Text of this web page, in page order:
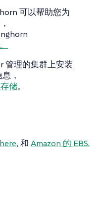
可以帮助您为
管理的集群上安装
，
储。
和 Amazon 的 EBS.